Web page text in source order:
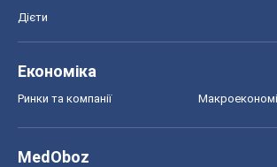
Дієти
Економіка
Ринки та компанії
MedOboz